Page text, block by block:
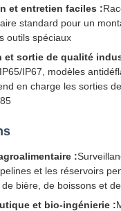
et entretien faciles :
standard pour un
outils spéciaux
et sortie de qualité
IP67, modèles
en charge les sorties
:
et les réservoirs
bière, de boissons et
et bio-ingénierie :